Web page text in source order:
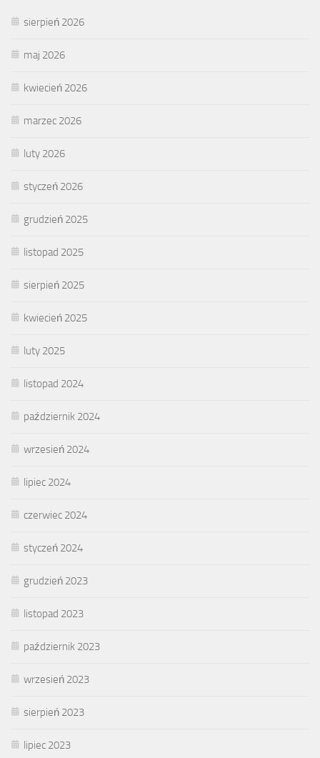
sierpień 2026
maj 2026
kwiecień 2026
marzec 2026
luty 2026
styczeń 2026
grudzień 2025
listopad 2025
sierpień 2025
kwiecień 2025
luty 2025
listopad 2024
październik 2024
wrzesień 2024
lipiec 2024
czerwiec 2024
styczeń 2024
grudzień 2023
listopad 2023
październik 2023
wrzesień 2023
sierpień 2023
lipiec 2023